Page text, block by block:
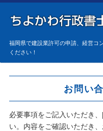
福岡県で建設業許可の申請、経営コ
ください！
相続関係
お問い
必要事項をご記入いただき
い。内容をご確認いただき